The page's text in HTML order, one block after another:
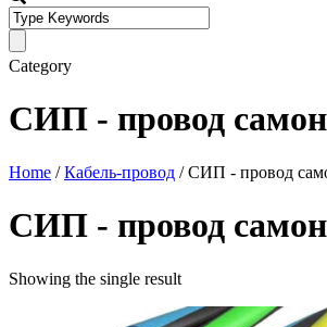
Category
СИП - провод
Home /Кабель-провод / СИП - провод
СИП - провод
Showing the single result